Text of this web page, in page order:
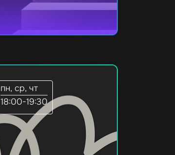
пн, ср, чт
18:00-19:30